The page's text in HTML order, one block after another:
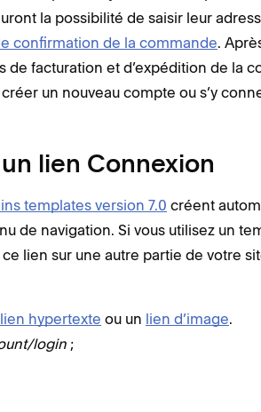
la possibilité de saisir leur
confirmation de la commande.
facturation et d’expédition de la
un nouveau compte ou s’y
lien Connexion
templates version 7.0 créent
de navigation. Si vous utilisez un
lien sur une autre partie de votre
lien hypertexte ou un lien d’image.
login ;